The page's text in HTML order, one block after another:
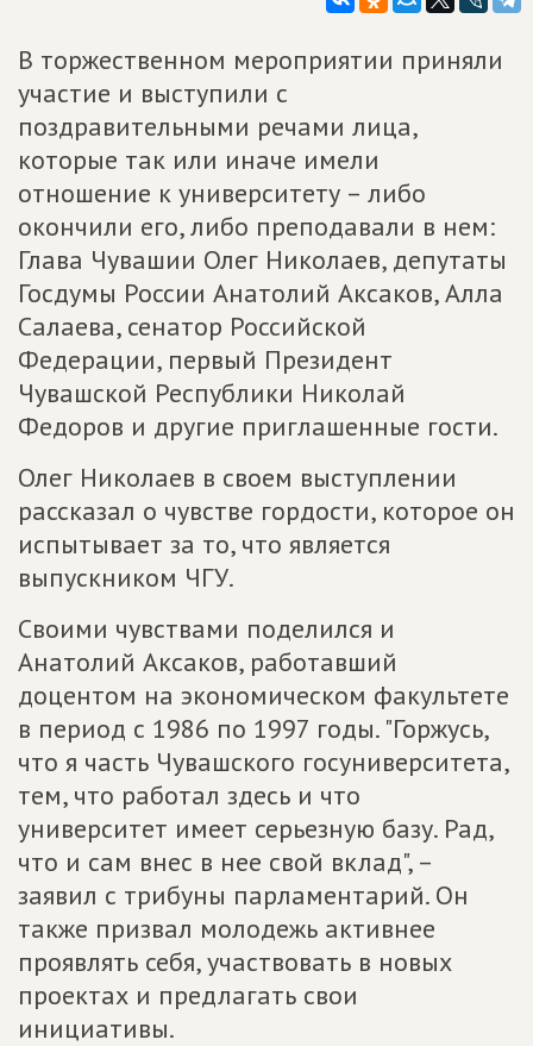
В торжественном мероприятии приняли
участие и выступили с
поздравительными речами лица,
которые так или иначе имели
отношение к университету – либо
окончили его, либо преподавали в нем:
Глава Чувашии Олег Николаев, депутаты
Госдумы России Анатолий Аксаков, Алла
Салаева, сенатор Российской
Федерации, первый Президент
Чувашской Республики Николай
Федоров и другие приглашенные гости.
Олег Николаев в своем выступлении
рассказал о чувстве гордости, которое он
испытывает за то, что является
выпускником ЧГУ.
Своими чувствами поделился и
Анатолий Аксаков, работавший
доцентом на экономическом факультете
в период с 1986 по 1997 годы. "Горжусь,
что я часть Чувашского госуниверситета,
тем, что работал здесь и что
университет имеет серьезную базу. Рад,
что и сам внес в нее свой вклад", –
заявил с трибуны парламентарий. Он
также призвал молодежь активнее
проявлять себя, участвовать в новых
проектах и предлагать свои
инициативы.